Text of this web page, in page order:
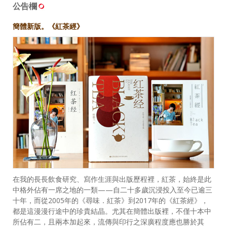
公告欄
簡體新版。《紅茶經》
在我的長長飲食研究、寫作生涯與出版歷程裡，紅茶，始終是此
中格外佔有一席之地的一類——自二十多歲沉浸投入至今已逾三
十年，而從2005年的《尋味．紅茶》到2017年的《紅茶經》，
都是這漫漫行途中的珍貴結晶。尤其在簡體出版裡，不僅十本中
所佔有二，且兩本加起來，流傳與印行之深廣程度應也勝於其